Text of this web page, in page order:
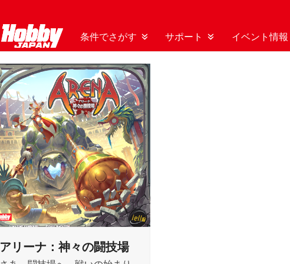
条件でさがす サポート イベント情報
アリーナ：神々の闘技場